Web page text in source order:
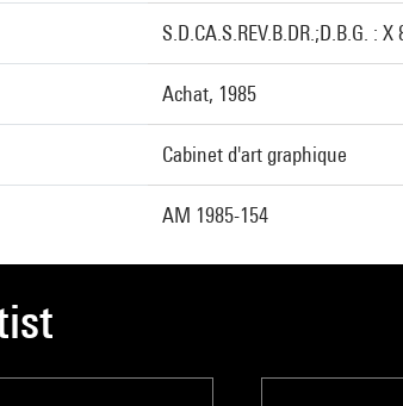
S.D.CA.S.REV.B.DR.;D.B.G. : X
Achat, 1985
Cabinet d'art graphique
AM 1985-154